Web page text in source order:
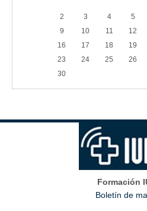
2
3 4 5
9
10 11 12
16
17 18 19
23
24 25 26
30
Formación
Boletín de